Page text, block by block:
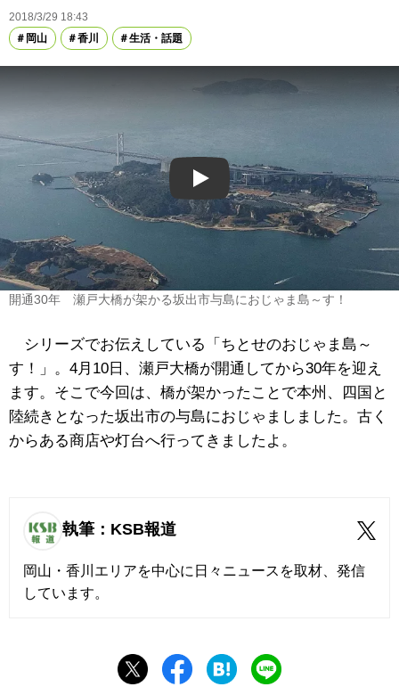
2018/3/29 18:43
岡山
香川 生活・話題
Play
開通30年 瀬戸大橋が架かる坂出市与島におじゃま島～す！
シリーズでお伝えしている「ちとせのおじゃま島～
す！」。4月10日、瀬戸大橋が開通してから30年を迎え
ます。そこで今回は、橋が架かったことで本州、四国と
陸続きとなった坂出市の与島におじゃましました。古く
からある商店や灯台へ行ってきましたよ。
執筆：KSB報道
岡山・香川エリアを中心に日々ニュースを取材、発信
しています。